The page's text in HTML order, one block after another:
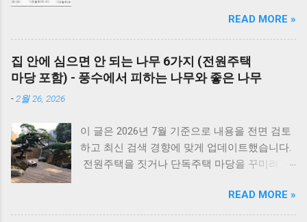
드 E2 - 가스 밸브가 잠겨있지 않나요? 가스레인
지를 켜서 가스가 공급되는지 먼저 확인하세요.
리셋의 마법 - 코드를 뽑고 5분 뒤 다시 꽂는 것
만으로도 단순 센서 오류의 70%는 해결됩니다.
방법 E1 원인 : 물 부족, 단수, 동파 확인 : 급수밸
브·단수 여부 확인 조치 : 물 보충 후 리셋 ※ 반
복되면 AS 점검 E2 원인 : 불완전 연소, 가스 공
급 이상 확인 : 가스밸브, 가스레인지 작동 여부
조치 : 가스 확인 후 리셋 E3 원인 : 과열(비등) 확
사용되는 시멘트 블록과 조적 벽돌은 건축물의
구조적 안정성과 내구성을 좌우하는 중요 스펙
입니다. 블록의 두께와 규격을 정확히 이해하면
시공 효율을 높이고, 구조적 안전성을 확보할 수
있습니다. 아래는 건축 현장에서 가장 많이 사용
내 1. 시멘트 블록 규격 4인치 : 190 × 390 × 100
mm 6인치 : 190 × 390 × 150 mm 8인치 : 190 ×
390 × 190 mm *가로와 세로 치수는 일정하며,
장 무게 규격 무게(대략) 4인치 약 9~11kg 6인치
약 13~15kg 8인치 약 16~18kg 제조사에 따라
READ MORE »
집 안에 심으면 안 되는 나무 6가지 (전원주택
마당 포함) - 풍수에서 피하는 나무와 좋은 나무
- 2월 26, 2026
이 글은 2026년 7월 기준으로 내용을 전면 검토
하고 최신 검색 경향에 맞게 업데이트했습니다.
전원주택을 짓거나 단독주택 마당을 꾸미려고
다. 바로 ‘ 집 안에 심으면 안 되는 나무 ’ 입니다.
여기서 말하는 ‘집 안’은 실내 화분만을 뜻하는
READ MORE »